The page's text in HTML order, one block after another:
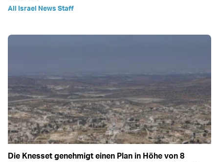
All Israel News Staff
Die Knesset genehmigt einen Plan in Höhe von 8